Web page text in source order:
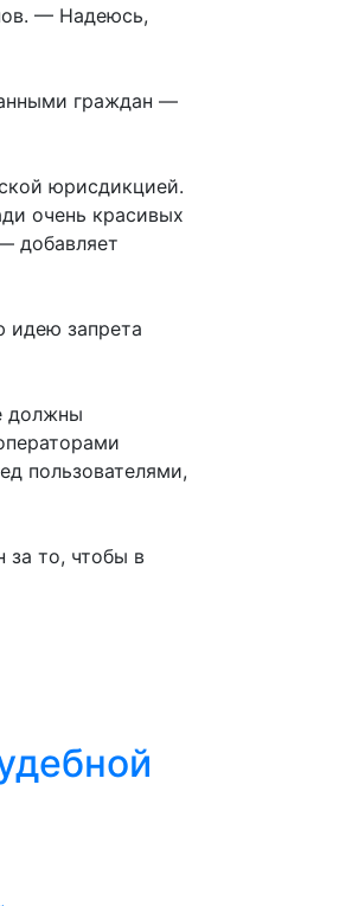
— Надеюсь,
граждан —
юрисдикцией.
очень красивых
добавляет
идею запрета
должны
пользователями,
за то, чтобы в